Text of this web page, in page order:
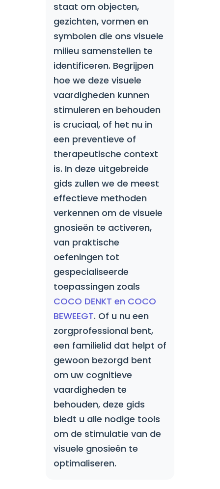
staat om objecten,
gezichten, vormen en
symbolen die ons visuele
milieu samenstellen te
identificeren. Begrijpen
hoe we deze visuele
vaardigheden kunnen
stimuleren en behouden
is cruciaal, of het nu in
een preventieve of
therapeutische context
is. In deze uitgebreide
gids zullen we de meest
effectieve methoden
verkennen om de visuele
gnosieën te activeren,
van praktische
oefeningen tot
gespecialiseerde
toepassingen zoals
COCO DENKT en COCO
BEWEEGT. Of u nu een
zorgprofessional bent,
een familielid dat helpt of
gewoon bezorgd bent
om uw cognitieve
vaardigheden te
behouden, deze gids
biedt u alle nodige tools
om de stimulatie van de
visuele gnosieën te
optimaliseren.